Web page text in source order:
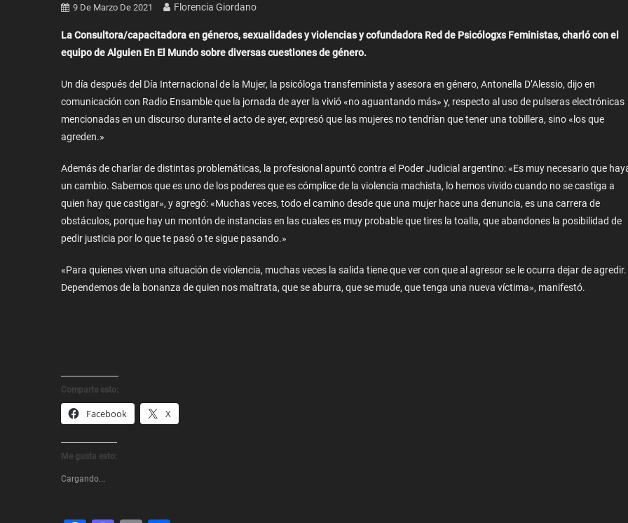
9 De Marzo De 2021 Florencia Giordano
La Consultora/capacitadora en géneros, sexualidades y violencias y cofundadora Red de Psicólogxs Feministas, charló con el
equipo de Alguien En El Mundo sobre diversas cuestiones de género.
Un día después del Día Internacional de la Mujer, la psicóloga transfeminista y asesora en género, Antonella D’Alessio, dijo en
comunicación con Radio Ensamble que la jornada de ayer la vivió «no aguantando más» y, respecto al uso de pulseras electrónicas
mencionadas en un discurso durante el acto de ayer, expresó que las mujeres no tendrían que tener una tobillera, sino «los que
agreden.»
Además de charlar de distintas problemáticas, la profesional apuntó contra el Poder Judicial argentino: «Es muy necesario que
un cambio. Sabemos que es uno de los poderes que es cómplice de la violencia machista, lo hemos vivido cuando no se castiga a
quien hay que castigar», y agregó: «Muchas veces, todo el camino desde que una mujer hace una denuncia, es una carrera de
obstáculos, porque hay un montón de instancias en las cuales es muy probable que tires la toalla, que abandones la posibilidad de
pedir justicia por lo que te pasó o te sigue pasando.»
«Para quienes viven una situación de violencia, muchas veces la salida tiene que ver con que al agresor se le ocurra dejar de agredir.
Dependemos de la bonanza de quien nos maltrata, que se aburra, que se mude, que tenga una nueva víctima», manifestó.
Comparte esto:
Facebook X
Me gusta esto:
Cargando...